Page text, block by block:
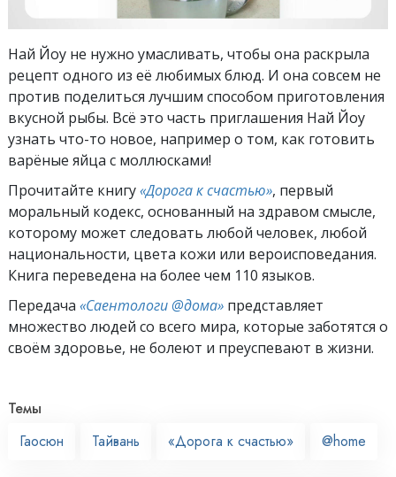
Най Йоу не нужно умасливать, чтобы она раскрыла
рецепт одного из её любимых блюд. И она совсем не
против поделиться лучшим способом приготовления
вкусной рыбы. Всё это часть приглашения Най Йоу
узнать что-то новое, например о том, как готовить
варёные яйца с моллюсками!
Прочитайте книгу«Дорога к счастью», первый
моральный кодекс, основанный на здравом смысле,
которому может следовать любой человек, любой
национальности, цвета кожи или вероисповедания.
Книга переведена на более чем 110 языков.
Передача «Саентологи @дома» представляет
множество людей со всего мира, которые заботятся о
своём здоровье, не болеют и преуспевают в жизни.
Темы
Гаосюн
Тайвань «Дорога к счастью» @home